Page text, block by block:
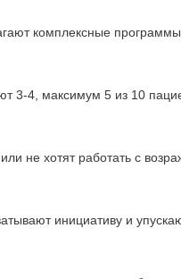
комплексные программы
3-4, максимум 5 из 10
не хотят работать с
инициативу и